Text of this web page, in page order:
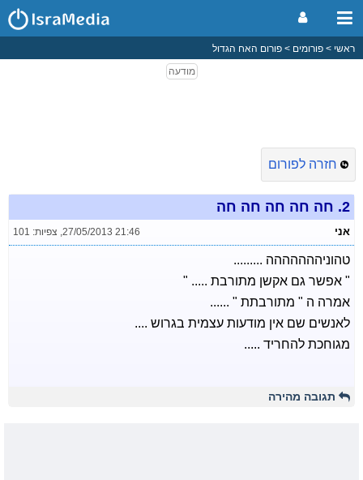
ראשי פורומים פורום האח הגדול
חזרה לפורום
2. חה חה חה חה חה
אני 27/05/2013 21:46
, צפיות: 101
טהוניההההההה .........
" אפשר גם אקשן מתורבת ..... "
אמרה ה " מתורבתת " ......
לאנשים שם אין מודעות עצמית בגרוש ....
מגוחכת להחריד .....
תגובה מהירה